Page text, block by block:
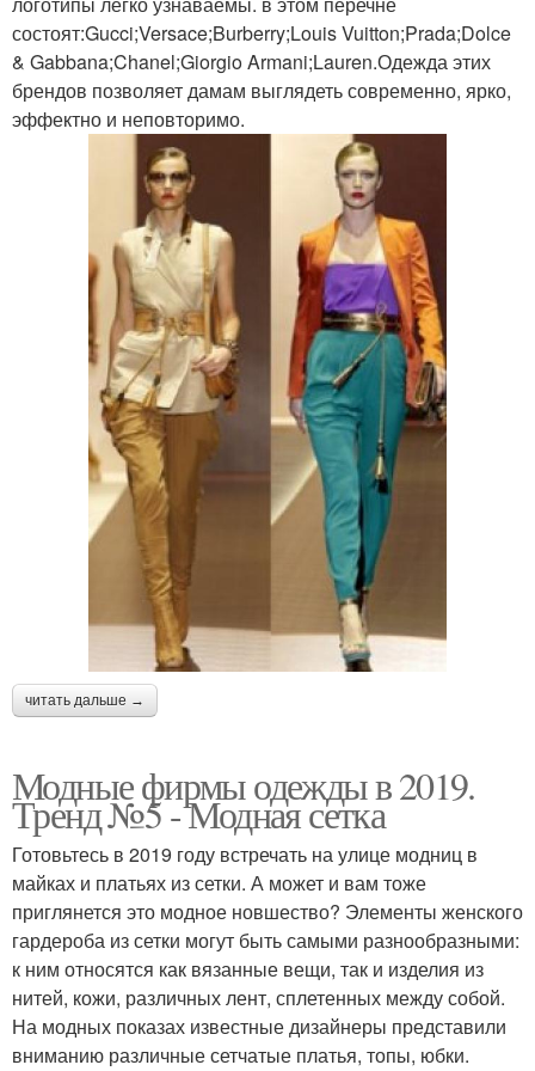
состоят:Gucci;Versace;Burberry;Louis Vuitton;Prada;Dolce
& Gabbana;Chanel;Giorgio Armani;Lauren.Одежда этих
брендов позволяет дамам выглядеть современно, ярко,
эффектно и неповторимо.
читать дальше →
Модные фирмы одежды в 2019.
Тренд №5 - Модная сетка
Готовьтесь в 2019 году встречать на улице модниц в
майках и платьях из сетки. А может и вам тоже
приглянется это модное новшество? Элементы женского
гардероба из сетки могут быть самыми разнообразными:
к ним относятся как вязанные вещи, так и изделия из
нитей, кожи, различных лент, сплетенных между собой.
На модных показах известные дизайнеры представили
вниманию различные сетчатые платья, топы, юбки.